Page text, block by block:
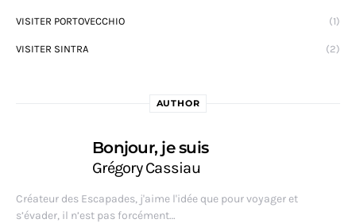
VISITER PORTOVECCHIO (1)
VISITER SINTRA (2)
AUTHOR
Bonjour, je suis
Grégory Cassiau
Créateur des Escapades, j'aime l'idée que pour voyager et
s’évader, il n’est pas forcément…